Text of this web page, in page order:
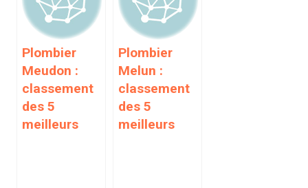
Plombier
Meudon :
classement
des 5
meilleurs
Plombier
Melun :
classement
des 5
meilleurs